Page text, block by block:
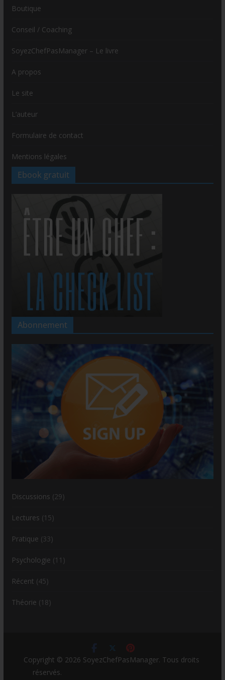
Boutique
Conseil / Coaching
SoyezChefPasManager – Le livre
A propos
Le site
L’auteur
Formulaire de contact
Mentions légales
Ebook gratuit
Abonnement
Discussions (29)
Lectures (15)
Pratique (33)
Psychologie (11)
Récent (45)
Théorie (18)